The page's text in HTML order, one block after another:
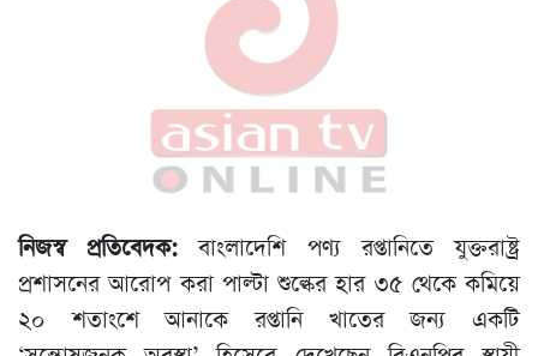
নিজস্ব প্রতিবেদক:বাংলাদেশি পণ্য রপ্তানিতে যুক্তরাষ্ট্র
প্রশাসনের আরোপ করা পাল্টা শুল্কের হার ৩৫ থেকে কমিয়ে
২০ শতাংশে আনাকে রপ্তানি খাতের জন্য একটি